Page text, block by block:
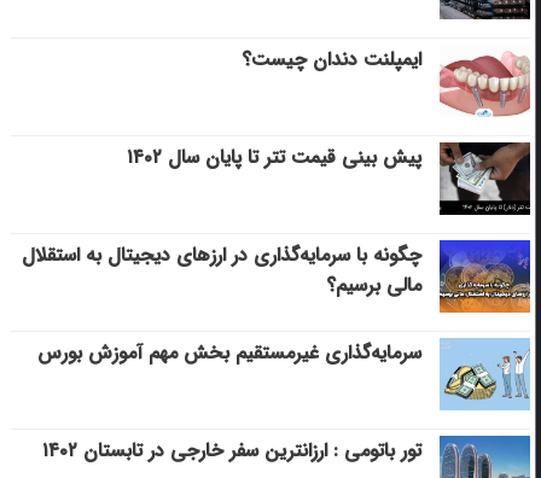
ایمپلنت دندان چیست؟
پیش بینی قیمت تتر تا پایان سال ۱۴۰۲
چگونه با سرمایه‌گذاری در ارزهای دیجیتال به استقلال
مالی برسیم؟
سرمایه‌گذاری غیرمستقیم بخش مهم آموزش بورس
تور باتومی : ارزانترین سفر خارجی در تابستان ۱۴۰۲